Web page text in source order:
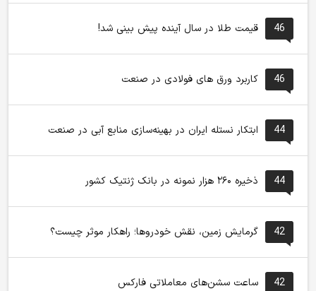
46 قیمت طلا در سال آینده پیش بینی شد!
46 کاربرد ورق های فولادی در صنعت
44 ابتکار نستله ایران در بهینه‌سازی منابع آبی در صنعت
44 ذخیره ۲۶۰ هزار نمونه در بانک ژنتیک کشور
42 گرمایش زمین، نقش خودروها؛ راهکار موثر چیست؟
42 ساعت سشن‌های معاملاتی فارکس